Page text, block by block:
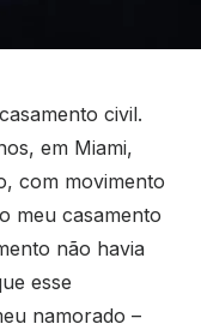
civil.
em Miami,
com movimento
meu casamento
não havia
esse
namorado –